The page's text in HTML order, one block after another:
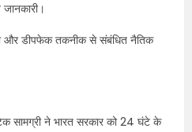
और डीपफेक तकनीक से संबंधित नैतिक
सामग्री ने भारत सरकार को 24 घंटे के